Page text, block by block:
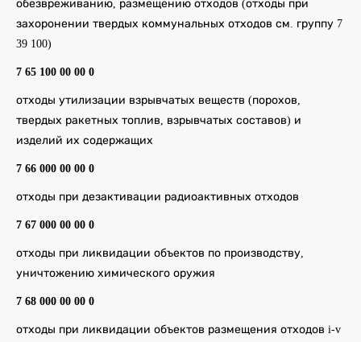
обезвреживанию, размещению отходов (отходы при
захоронении твердых коммунальных отходов см. группу 7
39 100)
7 65 100 00 00 0
отходы утилизации взрывчатых веществ (порохов,
твердых ракетных топлив, взрывчатых составов) и
изделий их содержащих
7 66 000 00 00 0
отходы при дезактивации радиоактивных отходов
7 67 000 00 00 0
отходы при ликвидации объектов по производству,
уничтожению химического оружия
7 68 000 00 00 0
отходы при ликвидации объектов размещения отходов i-v